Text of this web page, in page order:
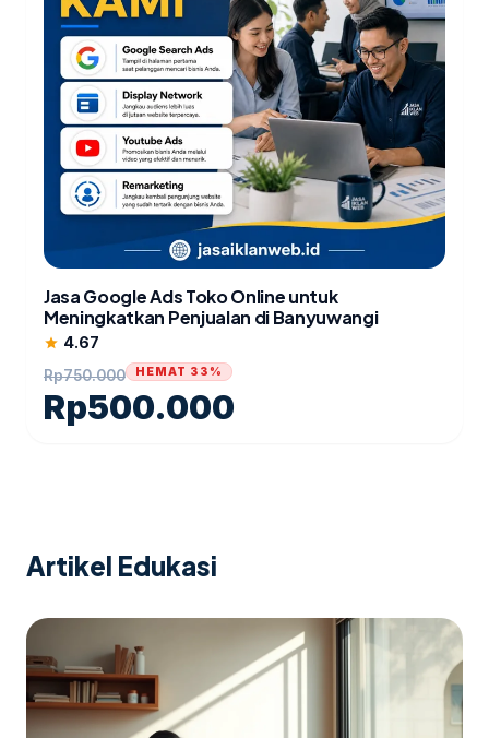
Jasa Google Ads Toko Online untuk
Meningkatkan Penjualan di Banyuwangi
star 4.67
Rp750.000
Rp500.000
HEMAT 33%
Artikel Edukasi